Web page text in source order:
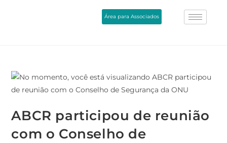
Área para Associados
ABCR participou de reunião
com o Conselho de